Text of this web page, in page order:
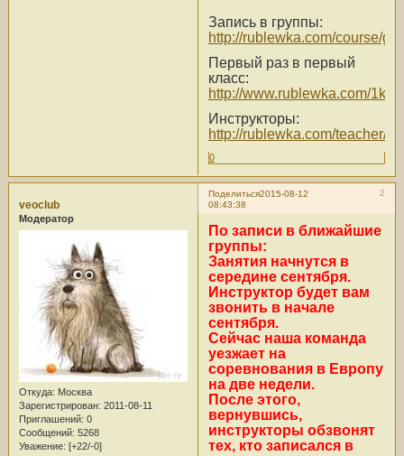
Запись в группы:
http://rublewka.com/course/go/
Первый раз в первый
класс:
http://www.rublewka.com/
Инструкторы:
http://rublewka.com/teacher/
0
Поделиться 2
2015-08-12
08:43:38
veoclub
Модератор
Откуда: Москва
Зарегистрирован: 2011-08-11
Приглашений: 0
Сообщений: 5268
Уважение: [+22/-0]
По записи в ближайшие
группы:
Занятия начнутся в
середине сентября.
Инструктор будет вам
звонить в начале
сентября.
Сейчас наша команда
уезжает на
соревнования в Европу
на две недели.
После этого,
вернувшись,
инструкторы обзвонят
тех, кто записался в